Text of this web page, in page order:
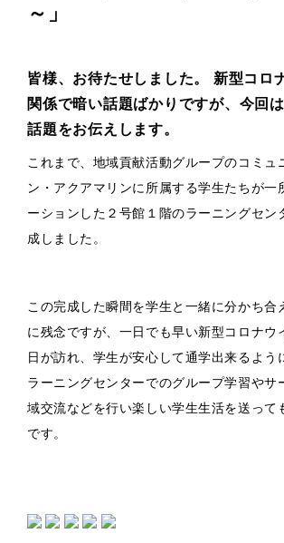
～」
皆様、お待たせしました。 新型コロ
関係で暗い話題ばかりですが、今回
話題をお伝えします。
これまで、地域貢献活動グループのコミュ
ン・アクアマリンに所属する学生たちが一
ーションした２号館１階のラーニングセン
成しました。
この完成した瞬間を学生と一緒に分かち合
に残念ですが、一日でも早い新型コロナウ
日が訪れ、学生が安心して通学出来るよう
ラーニングセンターでのグループ学習やサ
域交流などを行い楽しい学生生活を送って
です。